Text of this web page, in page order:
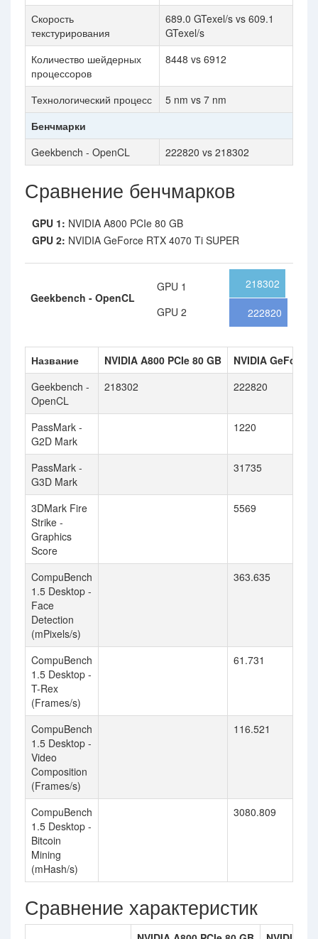
Скорость
текстурирования
689.0 GTexel/s vs 609.1
GTexel/s
Количество шейдерных
процессоров
8448 vs 6912
Технологический процесс
5 nm vs 7 nm
Бенчмарки
Geekbench - OpenCL
222820 vs 218302
Сравнение бенчмарков
GPU 1: NVIDIA A800 PCIe 80 GB
GPU 2: NVIDIA GeForce RTX 4070 Ti SUPER
Geekbench - OpenCL
GPU 1
GPU 2
218302
222820
Название NVIDIA A800 PCIe 80 GB
NVIDIA GeForce
Geekbench -
OpenCL
218302 222820
PassMark -
G2D Mark
1220
PassMark -
G3D Mark
31735
3DMark Fire
Strike -
Graphics
Score
5569
CompuBench
1.5 Desktop -
Face
Detection
(mPixels/s)
363.635
CompuBench
1.5 Desktop -
T-Rex
(Frames/s)
61.731
CompuBench
1.5 Desktop -
Video
Composition
(Frames/s)
116.521
CompuBench
1.5 Desktop -
Bitcoin
Mining
(mHash/s)
3080.809
Сравнение характеристик